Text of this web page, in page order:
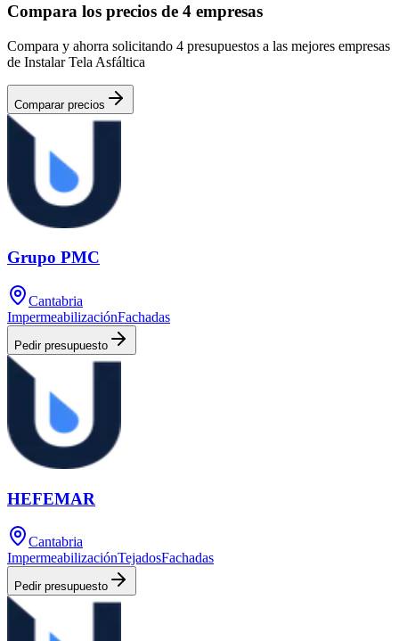
Compara los precios de 4 empresas
Compara y ahorra solicitando 4 presupuestos a las mejores empresas
de Instalar Tela Asfáltica
Comparar precios
Grupo PMC
Cantabria
ImpermeabilizaciónFachadas
Pedir presupuesto
HEFEMAR
Cantabria
ImpermeabilizaciónTejadosFachadas
Pedir presupuesto